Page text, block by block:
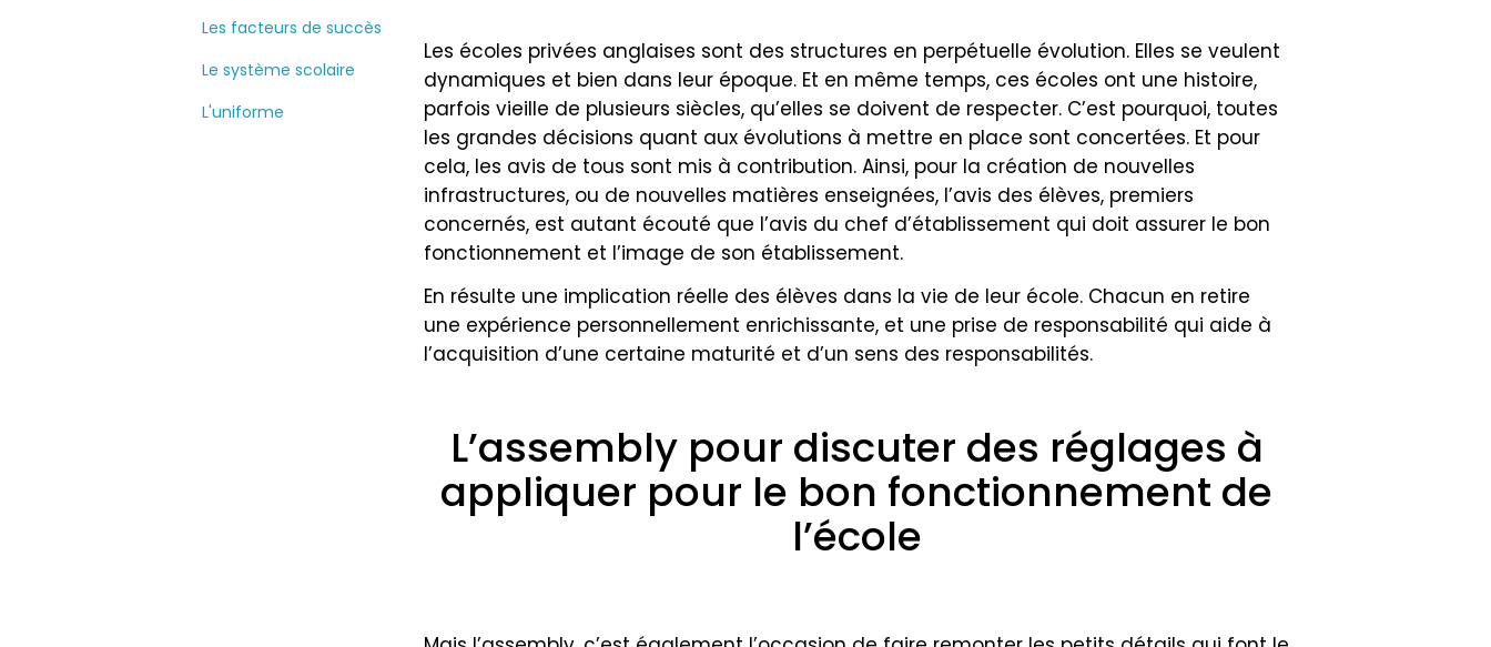
Les facteurs de succès
Le système scolaire
L'uniforme
Les écoles privées anglaises sont des structures en perpétuelle évolution. Elles se veulent
dynamiques et bien dans leur époque. Et en même temps, ces écoles ont une histoire,
parfois vieille de plusieurs siècles, qu’elles se doivent de respecter. C’est pourquoi, toutes
les grandes décisions quant aux évolutions à mettre en place sont concertées. Et pour
cela, les avis de tous sont mis à contribution. Ainsi, pour la création de nouvelles
infrastructures, ou de nouvelles matières enseignées, l’avis des élèves, premiers
concernés, est autant écouté que l’avis du chef d’établissement qui doit assurer le bon
fonctionnement et l’image de son établissement.
En résulte une implication réelle des élèves dans la vie de leur école. Chacun en retire
une expérience personnellement enrichissante, et une prise de responsabilité qui aide à
l’acquisition d’une certaine maturité et d’un sens des responsabilités.
L’assembly pour discuter des réglages à
appliquer pour le bon fonctionnement de
l’école